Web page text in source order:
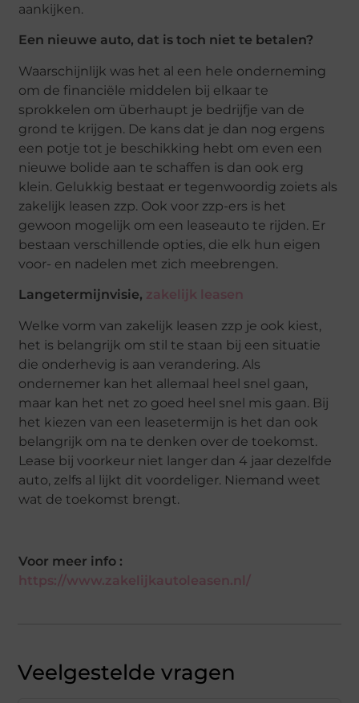
aankijken.
Een nieuwe auto, dat is toch niet te betalen?
Waarschijnlijk was het al een hele onderneming
om de financiële middelen bij elkaar te
sprokkelen om überhaupt je bedrijfje van de
grond te krijgen. De kans dat je dan nog ergens
een potje tot je beschikking hebt om even een
nieuwe bolide aan te schaffen is dan ook erg
klein. Gelukkig bestaat er tegenwoordig zoiets als
zakelijk leasen zzp. Ook voor zzp-ers is het
gewoon mogelijk om een leaseauto te rijden. Er
bestaan verschillende opties, die elk hun eigen
voor- en nadelen met zich meebrengen.
Langetermijnvisie, zakelijk leasen
Welke vorm van zakelijk leasen zzp je ook kiest,
het is belangrijk om stil te staan bij een situatie
die onderhevig is aan verandering. Als
ondernemer kan het allemaal heel snel gaan,
maar kan het net zo goed heel snel mis gaan. Bij
het kiezen van een leasetermijn is het dan ook
belangrijk om na te denken over de toekomst.
Lease bij voorkeur niet langer dan 4 jaar dezelfde
auto, zelfs al lijkt dit voordeliger. Niemand weet
wat de toekomst brengt.
Voor meer info :
https://www.zakelijkautoleasen.nl/
Veelgestelde vragen